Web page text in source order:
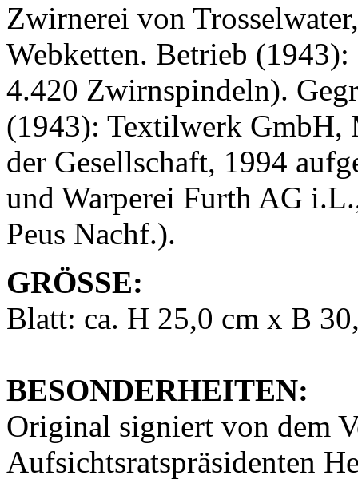
Zwirnerei von
Webketten. Betrieb
4.420 Zwirnspindeln).
(1943): Textilwerk GmbH,
der Gesellschaft, 1994
und Warperei Furth AG
Peus Nachf.).
GRÖSSE:
Blatt: ca. H 25,0 cm x B
BESONDERHEITEN:
Original signiert von dem
Aufsichtsratspräsidenten